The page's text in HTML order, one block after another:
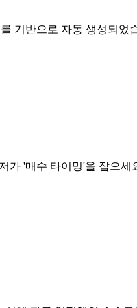
기반으로 자동 생성되었
가 '매수 타이밍'을 잡으세